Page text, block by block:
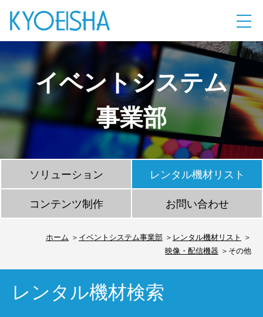
イベントシステム
事業部
ソリューション レンタル機材リスト
コンテンツ制作 お問い合わせ
ホーム イベントシステム事業部
レンタル機材リスト
映像・配信機器
その他
レンタル機材検索